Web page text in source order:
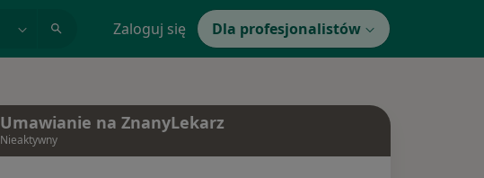
Zaloguj się Dla profesjonalistów
Umawianie na ZnanyLekarz
Nieaktywny